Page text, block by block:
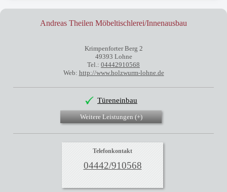
Andreas Theilen Möbeltischlerei/Innenausbau
Krimpenforter Berg 2
49393 Lohne
Tel.: 04442910568
Web: http://www.holzwurm-lohne.de
Türeneinbau
Weitere Leistungen (+)
Telefonkontakt
04442/910568